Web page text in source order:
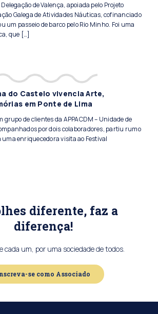
de Valença, apoiada pelo Projeto
Galega de Atividades Náuticas, cofinanciado
um passeio de barco pelo Rio Minho. Foi uma
que […]
do Castelo vivencia Arte,
em Ponte de Lima
grupo de clientes da APPACDM – Unidade de
por dois colaboradores, partiu rumo
uma enriquecedora visita ao Festival
diferente, faz a
diferença!
cada um, por uma sociedade de todos.
se como Associado